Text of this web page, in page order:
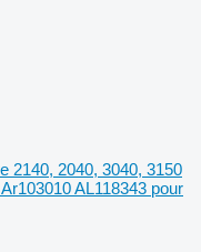
2140, 2040, 3040, 3150
AL118343 pour